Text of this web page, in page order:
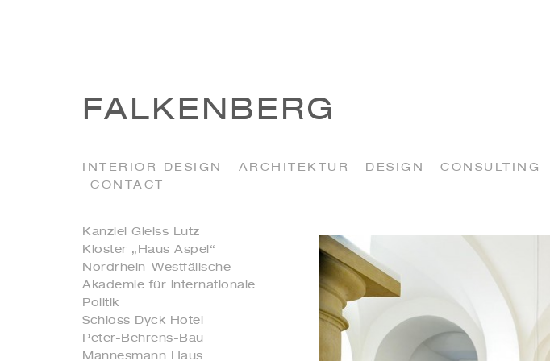
FALKENBERG
INTERIOR DESIGN ARCHITEKTUR DESIGN CONSULTING
CONTACT
Kanzlei Gleiss Lutz
Kloster „Haus Aspel“
Nordrhein-Westfälische
Akademie für internationale
Politik
Schloss Dyck Hotel
Peter-Behrens-Bau
Mannesmann Haus